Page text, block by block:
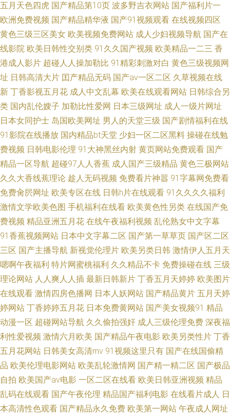
网址导航 97视频播放 淫色亚洲天堂 亚洲五月天偷拍 综合麻豆五月天 影音先
锋亚洲色 91完整版资源链接 亚洲老女人色 天天撸综合网 五月天精品自拍 婷
婷一二三四区 老湿机com 成人免费A网站 草莓视频免费在线观看 超碰在线观
看资源97 成人AV首页 97色色综合 97在线精品视屏 97日韩无码视频 97资源
素人中文 97正在播放 91午夜福利做爱视频 91福利成人抖音 在线观看三级A
片 一级A级一好屌 97免费观看 91福利共享 中文字幕91视频 亚洲伊人传媒
影音先锋啪啪资源 91社在线观看 最新日韩黄色网址 伪娘激情五月 天天肏天
天撸 岛国AV成人电影 精品在线51 久草福利资源 欧美bb性开放 免费1234成
人影片 免费福利视频网 蜜桃av撸一撸 欧美黄色电影A 日韩在线视频97 香蕉
视频网站在线观看 在线日本有码中 尤物av导航 亚洲偷拍av 午夜剧场A片亚
精品在线视频 AV在线网站播放大全 a片免费收看30分 超碰九七资源总站 91
久久国产视频 最新国产野外黄色视频 97免费在线国产 97在线亚洲视频 AV黄
色影院 丁香五月破处啪啪 国产毛片精品www 久久国产精久久精产国 欧美日
韩综合另类久久 无码福利导航 一本道成人色 97色色播放电影 AV资源官网 成
人看a片无码 国产黑人精品 国产淫乱视频 老湿机你懂得 欧美综合18 亚洲AV
五月天色四虎 国产精品第10页 波多野吉衣网站 国产福利片一
欧洲免费视频 国产精品精华液 国产91视频观看 在线视频四区
黄色三级三区美女 欧美视频免费网站 成人少妇视频导航 国产在
线影院 欧美日韩性交别类 91久久国产视频 欧美精品一二三 香
港成人影片 超碰人人操加勒比 91精彩刺激对白 黄色三级视频网
址 日韩高清大片 囯产精品无码 国产aⅴ一区二区 久草视频在线
新 丁香影视五月花 成人中文乱幕 欧美在线观看网站 日韩综合另
类 国内乱伦嫂子 加勒比性爱网 日本三级网址 成人一级片网址
日本女同护士 岛国欧美网址 男人的天堂三级 国产剧情福利在线
91影院在线播放 国内精品bt天堂 少妇一区二区黑料 操碰在线勉
费视频 日韩电影伦理 91大神黑丝内射 黄页网站免费观看 国产
精品一区导航 超碰97人人香蕉 成人国产三级精品 黄色三极网站
久久大香线蕉理论 趁人无码视频 免费看片神嚣 91字幕网免费看
免费肏屄网址 欧美专区在线 日韩h片在线观看 91久久久久福利
激情文学欧美色图 手机福利在线看 欧美黄色性另类 在线国产免
费视频 精品亚洲五月花 在线午夜福利视频 乱伦熟女中文字幕
91香蕉视频网站 日本中文字幕二区 国产第一草草页 国产区二区
三区 国产主播导航 新视觉伦理片 欧美另类日韩 激情伊人五月天
嗯啊午夜福利 特片网蜜桃福利 久久精品不卡 免费操碰在线 三级
理论网站 人人爽人人插 最新日韩新片 丁香五月天婷婷 欧美图片
在线观看 激情四房色播网 日本人妖网站 国产精品黄片 五月天婷
婷网站 丁香婷婷五月花 日本免费黄网站 国产美女视频91 精品
动漫一区 超碰网站导航 久久偷拍强奸 成人三级伦理免费 深夜福
利性爱视频 激情六月欧美 国产精品午夜电影 欧美另类性片 丁香
五月花网站 日韩美女高清mv 91视频这里只有 国产在线国偷精
品 欧美伦理电影网站 欧美乱轮激情网 国产精一精二区 国产极品
自拍 欧美国产aⅴ电影 一区二区在线看 欧美日韩亚洲视频 精品
乱码在线观看 国产午夜伦理 精品国产福利电影 在线看片成人 日
本高清性色观看 国产精品永久免费 欧美第一网站 午夜成人网址